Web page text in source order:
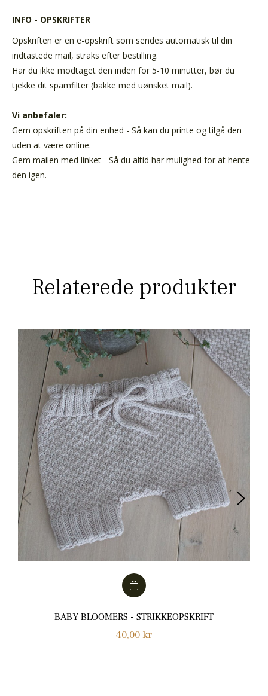
INFO - OPSKRIFTER
Opskriften er en e-opskrift som sendes automatisk til din
indtastede mail, straks efter bestilling.
Har du ikke modtaget den inden for 5-10 minutter, bør du
tjekke dit spamfilter (bakke med uønsket mail).
Vi anbefaler:
Gem opskriften på din enhed - Så kan du printe og tilgå den
uden at være online.
Gem mailen med linket - Så du altid har mulighed for at hente
den igen.
Relaterede produkter
BABY BLOOMERS - STRIKKEOPSKRIFT
Normalpris
40,00 kr